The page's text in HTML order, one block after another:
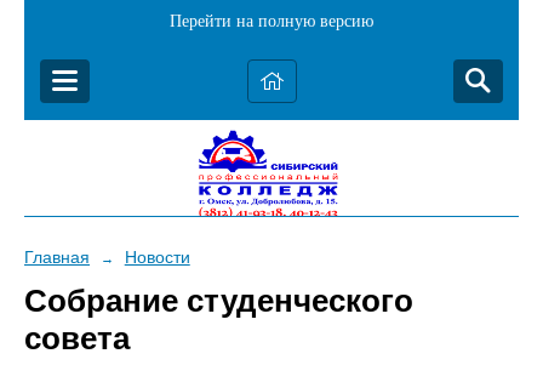
Перейти на полную версию
Главная → Новости
Собрание студенческого
совета